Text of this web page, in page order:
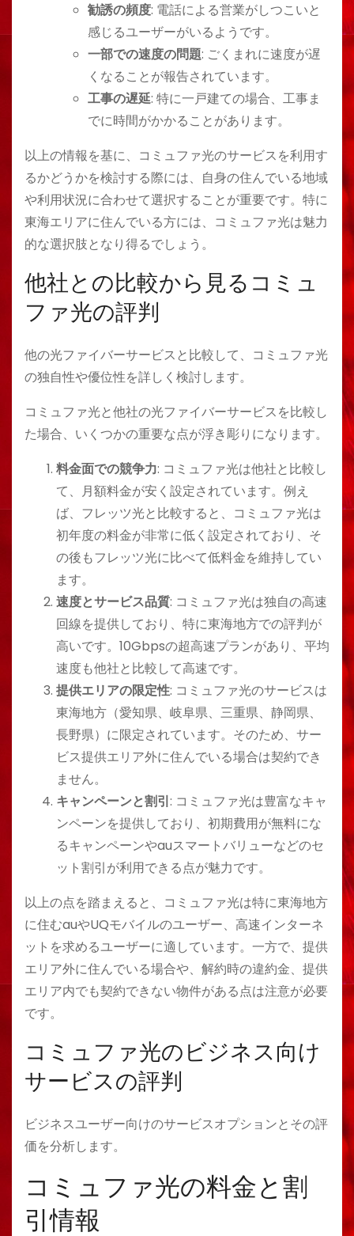
勧誘の頻度: 電話による営業がしつこいと
感じるユーザーがいるようです​​。
一部での速度の問題: ごくまれに速度が遅
くなることが報告されています​​。
工事の遅延: 特に一戸建ての場合、工事ま
でに時間がかかることがあります​​。
以上の情報を基に、コミュファ光のサービスを利用す
るかどうかを検討する際には、自身の住んでいる地域
や利用状況に合わせて選択することが重要です。特に
東海エリアに住んでいる方には、コミュファ光は魅力
的な選択肢となり得るでしょう。
他社との比較から見るコミュ
ファ光の評判
他の光ファイバーサービスと比較して、コミュファ光
の独自性や優位性を詳しく検討します。
コミュファ光と他社の光ファイバーサービスを比較し
た場合、いくつかの重要な点が浮き彫りになります。
料金面での競争力: コミュファ光は他社と比較し
て、月額料金が安く設定されています。例え
ば、フレッツ光と比較すると、コミュファ光は
初年度の料金が非常に低く設定されており、そ
の後もフレッツ光に比べて低料金を維持してい
ます​​。
速度とサービス品質: コミュファ光は独自の高速
回線を提供しており、特に東海地方での評判が
高いです。10Gbpsの超高速プランがあり、平均
速度も他社と比較して高速です​​​​。
提供エリアの限定性: コミュファ光のサービスは
東海地方（愛知県、岐阜県、三重県、静岡県、
長野県）に限定されています。そのため、サー
ビス提供エリア外に住んでいる場合は契約でき
ません​​。
キャンペーンと割引: コミュファ光は豊富なキャ
ンペーンを提供しており、初期費用が無料にな
るキャンペーンやauスマートバリューなどのセ
ット割引が利用できる点が魅力です​​。
以上の点を踏まえると、コミュファ光は特に東海地方
に住むauやUQモバイルのユーザー、高速インターネ
ットを求めるユーザーに適しています。一方で、提供
エリア外に住んでいる場合や、解約時の違約金、提供
エリア内でも契約できない物件がある点は注意が必要
です。
コミュファ光のビジネス向け
サービスの評判
ビジネスユーザー向けのサービスオプションとその評
価を分析します。
コミュファ光の料金と割
引情報